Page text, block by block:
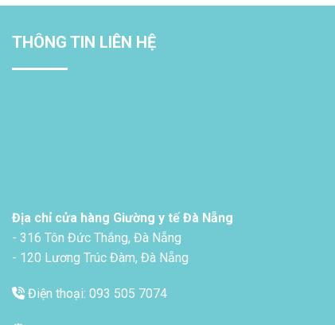
THÔNG TIN LIÊN HỆ
Địa chỉ cửa hàng Giường y tế Đà Nẵng
- 316 Tôn Đức Thắng, Đà Nẵng
- 120 Lương Trúc Đàm, Đà Nẵng
Điện thoại: 093 505 7074